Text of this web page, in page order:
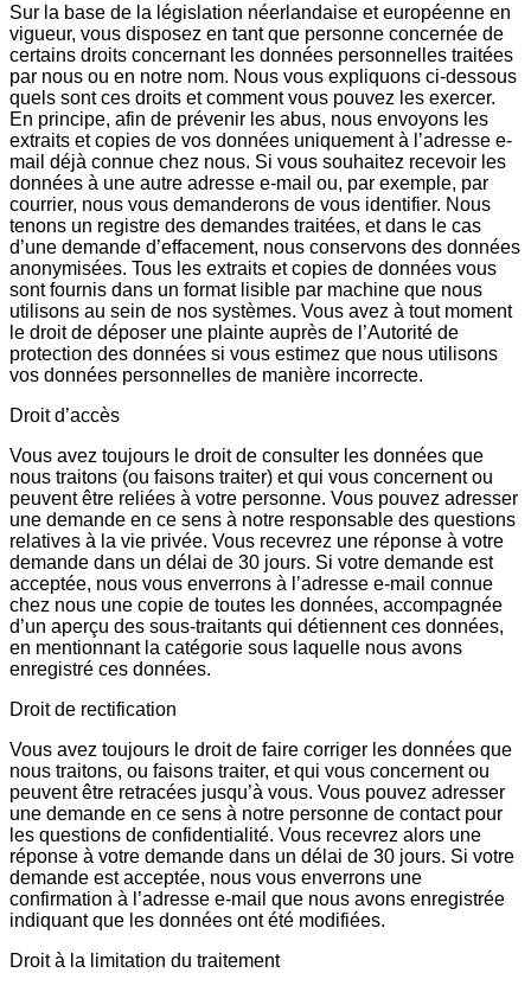
Sur la base de la législation néerlandaise et européenne en
vigueur, vous disposez en tant que personne concernée de
certains droits concernant les données personnelles traitées
par nous ou en notre nom. Nous vous expliquons ci-dessous
quels sont ces droits et comment vous pouvez les exercer.
En principe, afin de prévenir les abus, nous envoyons les
extraits et copies de vos données uniquement à l’adresse e-
mail déjà connue chez nous. Si vous souhaitez recevoir les
données à une autre adresse e-mail ou, par exemple, par
courrier, nous vous demanderons de vous identifier. Nous
tenons un registre des demandes traitées, et dans le cas
d’une demande d’effacement, nous conservons des données
anonymisées. Tous les extraits et copies de données vous
sont fournis dans un format lisible par machine que nous
utilisons au sein de nos systèmes. Vous avez à tout moment
le droit de déposer une plainte auprès de l’Autorité de
protection des données si vous estimez que nous utilisons
vos données personnelles de manière incorrecte.
Droit d’accès
Vous avez toujours le droit de consulter les données que
nous traitons (ou faisons traiter) et qui vous concernent ou
peuvent être reliées à votre personne. Vous pouvez adresser
une demande en ce sens à notre responsable des questions
relatives à la vie privée. Vous recevrez une réponse à votre
demande dans un délai de 30 jours. Si votre demande est
acceptée, nous vous enverrons à l’adresse e-mail connue
chez nous une copie de toutes les données, accompagnée
d’un aperçu des sous-traitants qui détiennent ces données,
en mentionnant la catégorie sous laquelle nous avons
enregistré ces données.
Droit de rectification
Vous avez toujours le droit de faire corriger les données que
nous traitons, ou faisons traiter, et qui vous concernent ou
peuvent être retracées jusqu’à vous. Vous pouvez adresser
une demande en ce sens à notre personne de contact pour
les questions de confidentialité. Vous recevrez alors une
réponse à votre demande dans un délai de 30 jours. Si votre
demande est acceptée, nous vous enverrons une
confirmation à l’adresse e-mail que nous avons enregistrée
indiquant que les données ont été modifiées.
Droit à la limitation du traitement